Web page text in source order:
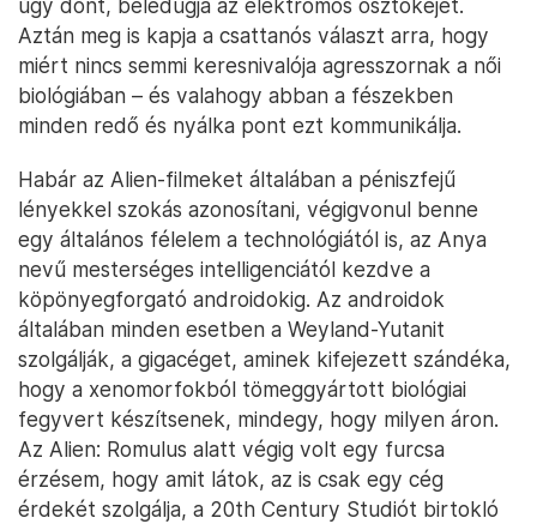
úgy dönt, beledugja az elektromos ösztökéjét.
Aztán meg is kapja a csattanós választ arra, hogy
miért nincs semmi keresnivalója agresszornak a női
biológiában – és valahogy abban a fészekben
minden redő és nyálka pont ezt kommunikálja.
Habár az Alien-filmeket általában a péniszfejű
lényekkel szokás azonosítani, végigvonul benne
egy általános félelem a technológiától is, az Anya
nevű mesterséges intelligenciától kezdve a
köpönyegforgató androidokig. Az androidok
általában minden esetben a Weyland-Yutanit
szolgálják, a gigacéget, aminek kifejezett szándéka,
hogy a xenomorfokból tömeggyártott biológiai
fegyvert készítsenek, mindegy, hogy milyen áron.
Az Alien: Romulus alatt végig volt egy furcsa
érzésem, hogy amit látok, az is csak egy cég
érdekét szolgálja, a 20th Century Studiót birtokló